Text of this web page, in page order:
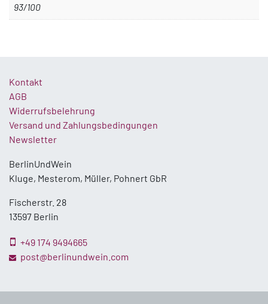
93/100
Kontakt
AGB
Widerrufsbelehrung
Versand und Zahlungsbedingungen
Newsletter
BerlinUndWein
Kluge, Mesterom, Müller, Pohnert GbR
Fischerstr. 28
13597 Berlin
+49 174 9494665
post@berlinundwein.com